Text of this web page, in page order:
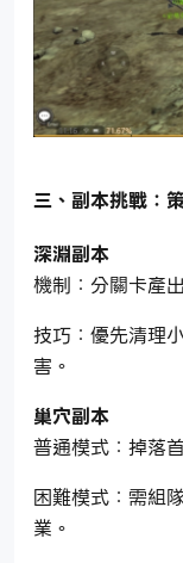
三、副本挑戰：
深淵副本
機制：分關卡產
技巧：優先清理
害。
巢穴副本
普通模式：掉落
困難模式：需組
業。